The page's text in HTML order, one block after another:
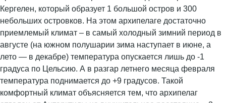
Кергелен, который образует 1 большой остров и 300
небольших островков. На этом архипелаге достаточно
приемлемый климат – в самый холодный зимний период в
августе (на южном полушарии зима наступает в июне, а
лето — в декабре) температура опускается лишь до -1
градуса по Цельсию. А в разгар летнего месяца февраля
температура поднимается до +9 градусов. Такой
комфортный климат объясняется тем, что архипелаг